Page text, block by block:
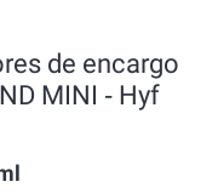
de encargo
MINI ‐ Hyf